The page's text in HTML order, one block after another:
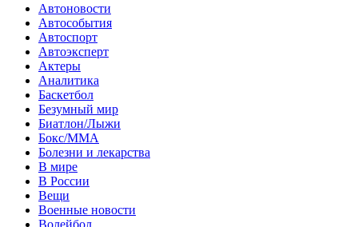
Автоновости
Автособытия
Автоспорт
Автоэксперт
Актеры
Аналитика
Баскетбол
Безумный мир
Биатлон/Лыжи
Бокс/MMA
Болезни и лекарства
В мире
В России
Вещи
Военные новости
Волейбол